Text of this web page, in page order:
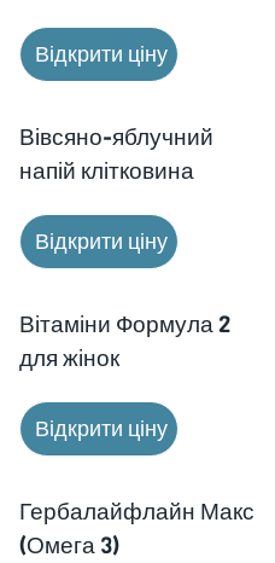
Відкрити ціну
Вівсяно-яблучний
напій клітковина
Відкрити ціну
Вітаміни Формула 2
для жінок
Відкрити ціну
Гербалайфлайн Макс
(Омега 3)